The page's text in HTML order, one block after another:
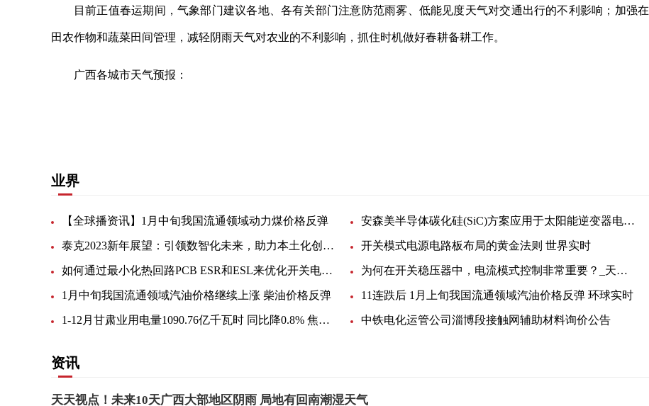
目前正值春运期间，气象部门建议各地、各有关部门注意防范雨雾、低能见度天气对交通出行的不利影响；加强在
田农作物和蔬菜田间管理，减轻阴雨天气对农业的不利影响，抓住时机做好春耕备耕工作。
广西各城市天气预报：
业界
【全球播资讯】1月中旬我国流通领域动力煤价格反弹 安森美半导体碳化硅(SiC)方案应用于太阳能逆变器电源及电动汽车充电桩等 世界实时
泰克2023新年展望：引领数智化未来，助力本土化创新加速腾飞_全球焦点 开关模式电源电路板布局的黄金法则 世界实时
如何通过最小化热回路PCB ESR和ESL来优化开关电源布局 新要闻 为何在开关稳压器中，电流模式控制非常重要？_天天简讯
1月中旬我国流通领域汽油价格继续上涨 柴油价格反弹 11连跌后 1月上旬我国流通领域汽油价格反弹 环球实时
1-12月甘肃业用电量1090.76亿千瓦时 同比降0.8% 焦点要闻 中铁电化运管公司淄博段接触网辅助材料询价公告
资讯
天天视点！未来10天广西大部地区阴雨 局地有回南潮湿天气